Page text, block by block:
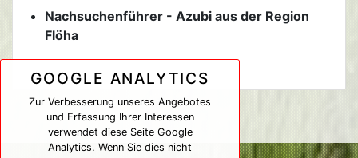
Nachsuchenführer - Azubi aus der Region
Flöha
GOOGLE ANALYTICS
Zur Verbesserung unseres Angebotes
und Erfassung Ihrer Interessen
verwendet diese Seite Google
Analytics. Wenn Sie dies nicht